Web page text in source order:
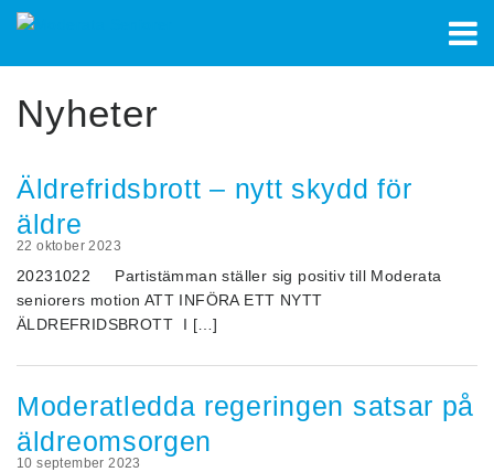
OM OSS
Kalendarium
Kontakt
Länkar
VÅR POLITIK
ÅLDER
ÄLDREOMSORG
ÄLDREFRID
Nyheter
Äldrefridsbrott – nytt skydd för
äldre
22 oktober 2023
20231022 Partistämman ställer sig positiv till Moderata
seniorers motion ATT INFÖRA ETT NYTT
ÄLDREFRIDSBROTT I […]
Moderatledda regeringen satsar på
äldreomsorgen
10 september 2023